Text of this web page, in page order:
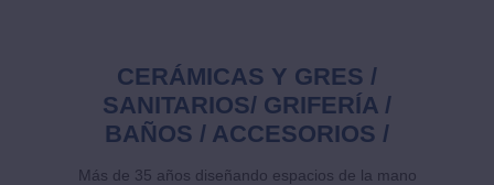
CERÁMICAS Y GRES /
SANITARIOS/ GRIFERÍA /
BAÑOS / ACCESORIOS /
Más de 35 años diseñando espacios de la mano